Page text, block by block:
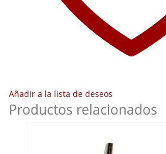
Añadir a la lista de deseos
Productos relacionados